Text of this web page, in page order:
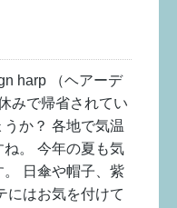
harp （ヘアーデ
みで帰省されてい
か？ 各地で気温
。 今年の夏も気
日傘や帽子、紫
にはお気を付けて